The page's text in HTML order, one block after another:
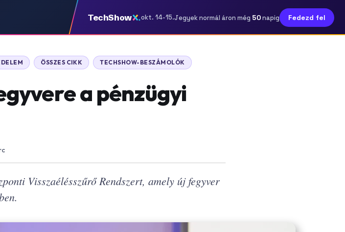
TechShow okt. 14-15.Jegyek normál áron még 50napig Fedezd fel
ÖSSZES CIKK TECHSHOW-BESZÁMOLÓK
a pénzügyi
Visszaélésszűrő Rendszert, amely új fegyver